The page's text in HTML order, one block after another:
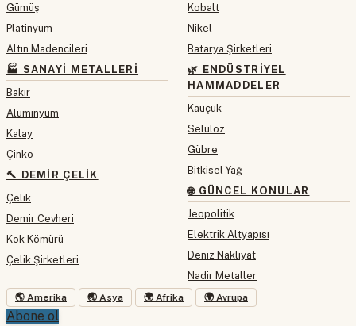
Gümüş
Platinyum
Altın Madencileri
🏭 SANAYI METALLERI
Bakır
Alüminyum
Kalay
Çinko
🔨 DEMIR ÇELIK
Çelik
Demir Cevheri
Kok Kömürü
Çelik Şirketleri
Kobalt
Nikel
Batarya Şirketleri
🌿 ENDÜSTRIYEL
HAMMADDELER
Kauçuk
Selüloz
Gübre
Bitkisel Yağ
🌐 GÜNCEL KONULAR
Jeopolitik
Elektrik Altyapısı
Deniz Nakliyat
Nadir Metaller
🌎 Amerika 🌏 Asya 🌍 Afrika 🌍 Avrupa
Abone ol